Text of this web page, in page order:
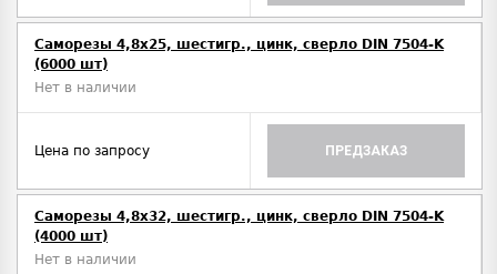
Саморезы 4,8х25, шестигр., цинк, сверло DIN 7504-K
(6000 шт)
Нет в наличии
Цена по запросу ПРЕДЗАКАЗ
Саморезы 4,8х32, шестигр., цинк, сверло DIN 7504-K
(4000 шт)
Нет в наличии